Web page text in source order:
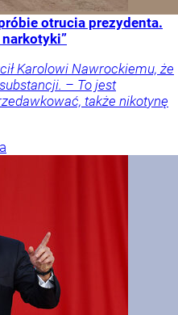
otrucia prezydenta.
narkotyki”
Karolowi Nawrockiemu, że
– To jest
także nikotynę